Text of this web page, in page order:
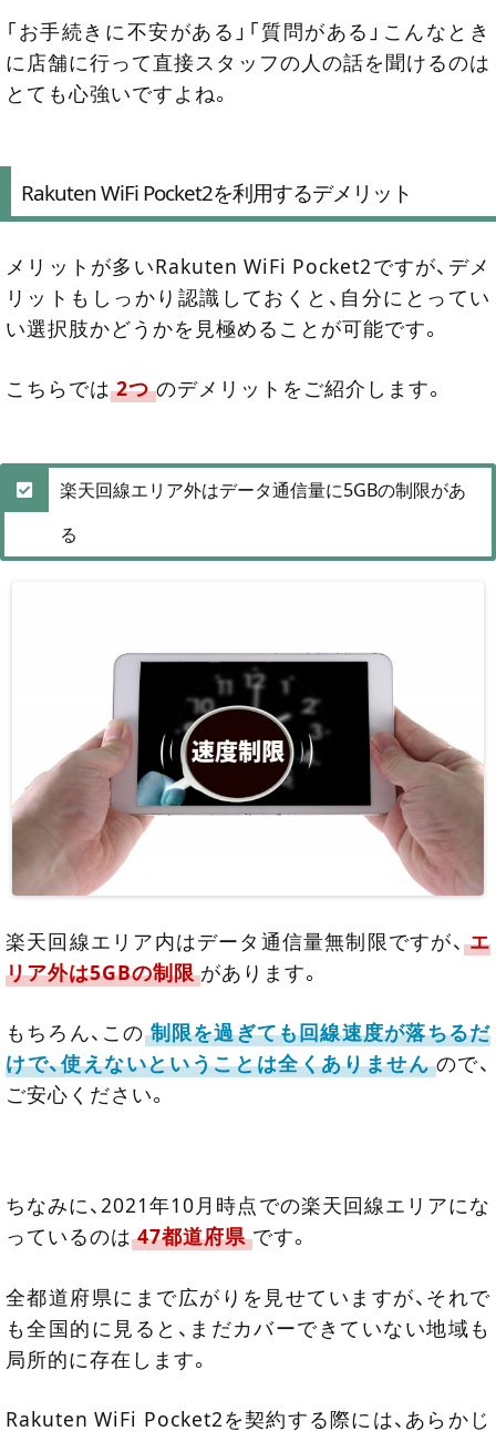
「お手続きに不安がある」「質問がある」こんなとき
に店舗に行って直接スタッフの人の話を聞けるのは
とても心強いですよね。
Rakuten WiFi Pocket2を利用するデメリット
メリットが多いRakuten WiFi Pocket2ですが、デメ
リットもしっかり認識しておくと、自分にとってい
い選択肢かどうかを見極めることが可能です。
こちらでは 2つ のデメリットをご紹介します。
楽天回線エリア外はデータ通信量に5GBの制限があ
る
楽天回線エリア内はデータ通信量無制限ですが、 エ
リア外は5GBの制限 があります。
もちろん、この 制限を過ぎても回線速度が落ちるだ
けで、使えないということは全くありません ので、
ご安心ください。
ちなみに、2021年10月時点での楽天回線エリアにな
っているのは 47都道府県 です。
全都道府県にまで広がりを見せていますが、それで
も全国的に見ると、まだカバーできていない地域も
局所的に存在します。
Rakuten WiFi Pocket2を契約する際には、あらかじ